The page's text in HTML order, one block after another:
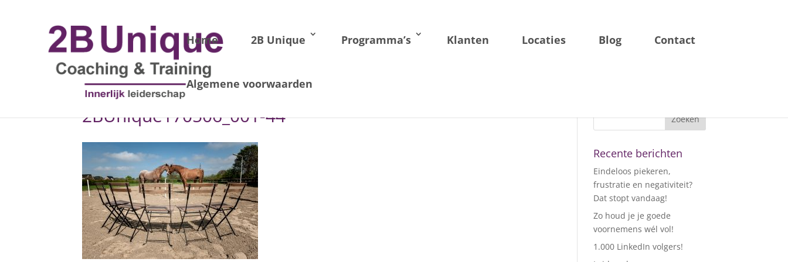
Home 2B Unique Programma’s Klanten Locaties Blog Contact
Algemene voorwaarden
2BUnique170506_001-44
Recente berichten
Eindeloos piekeren,
frustratie en negativiteit?
Dat stopt vandaag!
Zo houd je je goede
voornemens wél vol!
1.000 LinkedIn volgers!